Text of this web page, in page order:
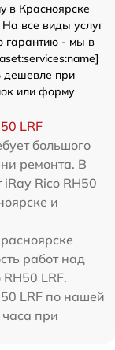
в Красноярске
все виды услуг
гарантию - мы в
дешевле при
или форму
LRF
большого
ремонта. В
Rico RH50
и
работ над
LRF.
LRF по нашей
при